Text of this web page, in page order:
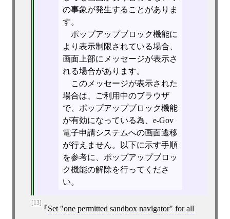
の事象が発生することがありま
す。
ポップアップブロック機能に
より表示制限されている場合、
画面上部にメッセージが表示さ
れる場合があります。
このメッセージが表示された
場合は、ご利用中のブラウザ
で、ポップアップブロック機能
が有効になっている為、e-Gov
電子申請システムへの画面遷移
が行えません。以下に示す手順
を参考に、ポップアップブロッ
ク機能の解除を行ってくださ
い。
[13]
Set "one permitted sandbox navigator" for all